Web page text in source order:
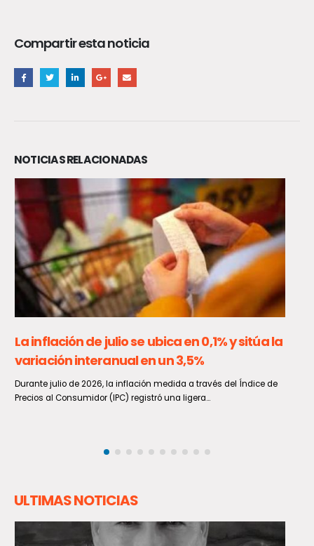
Compartir esta noticia
NOTICIAS RELACIONADAS
Senado descarta frenar la Ley Karin y aboga
por ajustar su reglamento
La titular de la Cámara Alta, Paulina Núñez, desestimó de manera
categórica las solicitudes de un sector de la...
ULTIMAS NOTICIAS